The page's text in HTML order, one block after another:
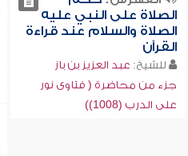
الصلاة على النبي عليه
الصلاة والسلام عند قراءة
القرآن
للشيخ: عبد العزيز بن باز
جزء من محاضرة ( فتاوى نور
على الدرب (1008))